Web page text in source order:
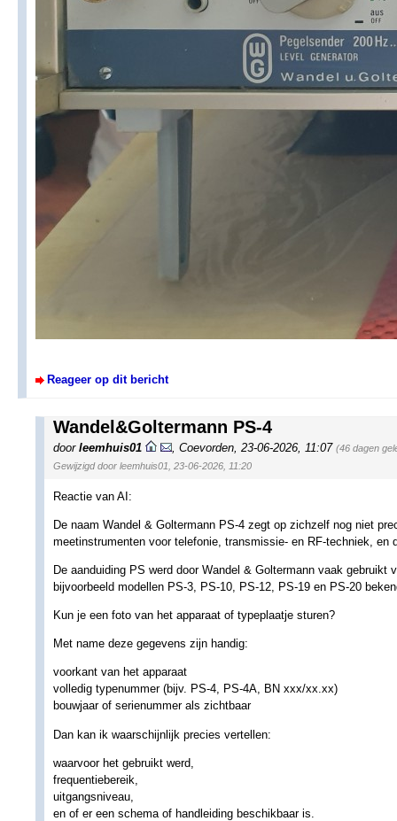
Reageer op dit bericht
Wandel&Goltermann PS-4
door leemhuis01 Coevorden 23-06-2026, 11:07 (46 dagen
Gewijzigd door leemhuis01, 23-06-2026, 11:20
Reactie van AI:
De naam Wandel & Goltermann PS-4 zegt op zichzelf nog niet
meetinstrumenten voor telefonie, transmissie- en RF-techniek, en
De aanduiding PS werd door Wandel & Goltermann vaak
bijvoorbeeld modellen PS-3, PS-10, PS-12, PS-19 en PS-20
Kun je een foto van het apparaat of typeplaatje sturen?
Met name deze gegevens zijn handig:
voorkant van het apparaat
volledig typenummer (bijv. PS-4, PS-4A, BN xxx/xx.xx)
bouwjaar of serienummer als zichtbaar
Dan kan ik waarschijnlijk precies vertellen:
waarvoor het gebruikt werd,
frequentiebereik,
uitgangsniveau,
en of er een schema of handleiding beschikbaar is.